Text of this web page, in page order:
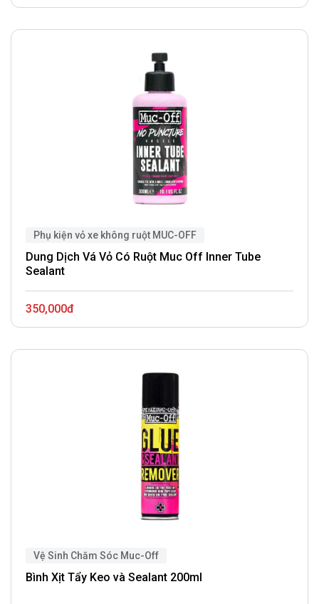
Phụ kiện vỏ xe không ruột MUC-OFF
Dung Dịch Vá Vỏ Có Ruột Muc Off Inner Tube
Sealant
350,000đ
Vệ Sinh Chăm Sóc Muc-Off
Bình Xịt Tẩy Keo và Sealant 200ml